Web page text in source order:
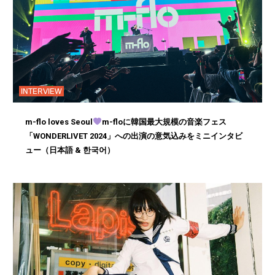
INTERVIEW
m-flo loves Seoul
m-floに韓国最大規模の音楽フェス
「WONDERLIVET 2024」への出演の意気込みをミニインタビ
ュー（日本語 & 한국어）